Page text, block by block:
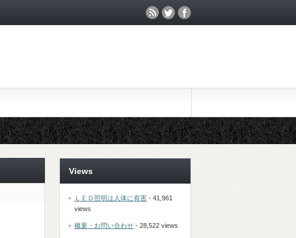
Views
ＬＥＤ照明は人体に有害 - 41,961
views
概要・お問い合わせ - 28,522 views